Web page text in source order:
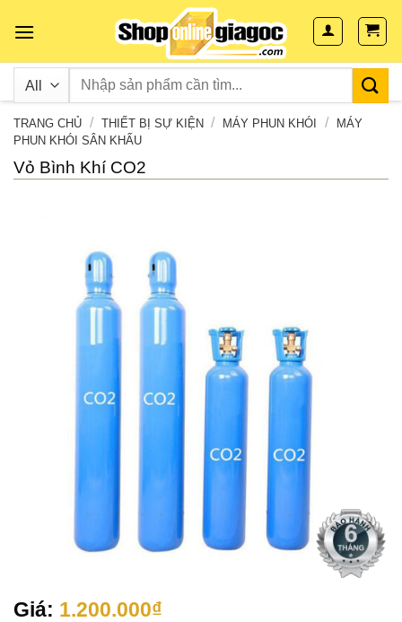
TRANG CHỦ / THIẾT BỊ SỰ KIỆN / MÁY PHUN KHÓI /
MÁY
PHUN KHÓI SÂN KHẤU
Vỏ Bình Khí CO2
Giá: 1.200.000₫